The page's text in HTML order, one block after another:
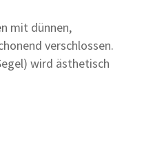
mit dünnen,
verschlossen.
wird ästhetisch